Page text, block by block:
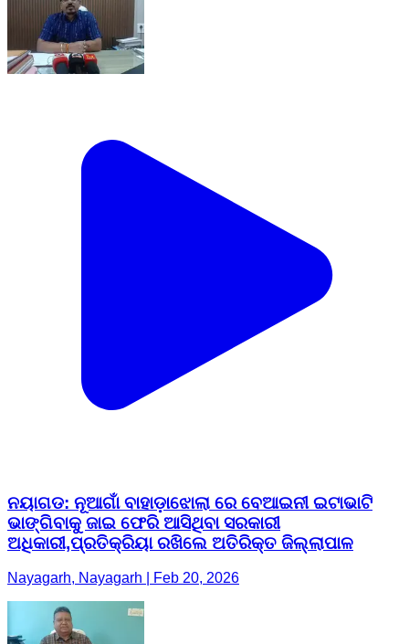
ନୟାଗଡ: ନୂଆଗାଁ ବାହାଡ଼ାଝୋଲା ରେ ବେଆଇନୀ ଇଟାଭାଟି
ଭାଙ୍ଗିବାକୁ ଜାଇ ଫେରି ଆସିଥିବା ସରକାରୀ
ଅଧିକାରୀ,ପ୍ରତିକ୍ରିୟା ରଖିଲେ ଅତିରିକ୍ତ ଜିଲ୍ଲାପାଳ
Nayagarh, Nayagarh | Feb 20, 2026